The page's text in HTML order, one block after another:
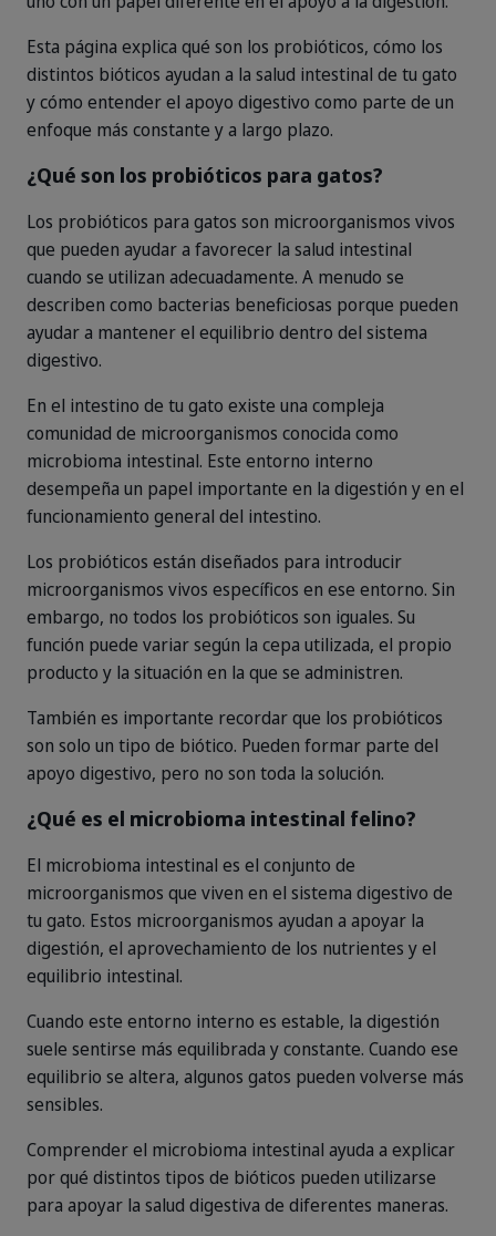
Esta página explica qué son los probióticos, cómo los
distintos bióticos ayudan a la salud intestinal de tu gato
y cómo entender el apoyo digestivo como parte de un
enfoque más constante y a largo plazo.
¿Qué son los probióticos para gatos?
Los probióticos para gatos son microorganismos vivos
que pueden ayudar a favorecer la salud intestinal
cuando se utilizan adecuadamente. A menudo se
describen como bacterias beneficiosas porque pueden
ayudar a mantener el equilibrio dentro del sistema
digestivo.
En el intestino de tu gato existe una compleja
comunidad de microorganismos conocida como
microbioma intestinal. Este entorno interno
desempeña un papel importante en la digestión y en el
funcionamiento general del intestino.
Los probióticos están diseñados para introducir
microorganismos vivos específicos en ese entorno. Sin
embargo, no todos los probióticos son iguales. Su
función puede variar según la cepa utilizada, el propio
producto y la situación en la que se administren.
También es importante recordar que los probióticos
son solo un tipo de biótico. Pueden formar parte del
apoyo digestivo, pero no son toda la solución.
¿Qué es el microbioma intestinal felino?
El microbioma intestinal es el conjunto de
microorganismos que viven en el sistema digestivo de
tu gato. Estos microorganismos ayudan a apoyar la
digestión, el aprovechamiento de los nutrientes y el
equilibrio intestinal.
Cuando este entorno interno es estable, la digestión
suele sentirse más equilibrada y constante. Cuando ese
equilibrio se altera, algunos gatos pueden volverse más
sensibles.
Comprender el microbioma intestinal ayuda a explicar
por qué distintos tipos de bióticos pueden utilizarse
para apoyar la salud digestiva de diferentes maneras.